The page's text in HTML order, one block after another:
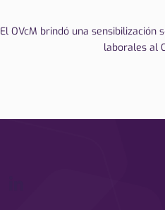
El OVcM brindó una
laborales al